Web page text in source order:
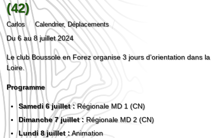
(42)
Carlos Calendrier,Déplacements
Du 6 au 8 juillet 2024
Le club Boussole en Forez organise 3 jours d’orientation dans la
Loire.
Programme
Samedi 6 juillet :Régionale MD 1 (CN)
Dimanche 7 juillet : Régionale MD 2 (CN)
Lundi 8 juillet :Animation